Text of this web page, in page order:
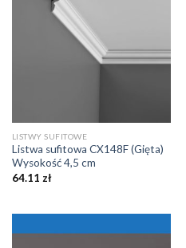
LISTWY SUFITOWE
Listwa sufitowa CX148F (Gięta)
Wysokość 4,5 cm
64.11 zł